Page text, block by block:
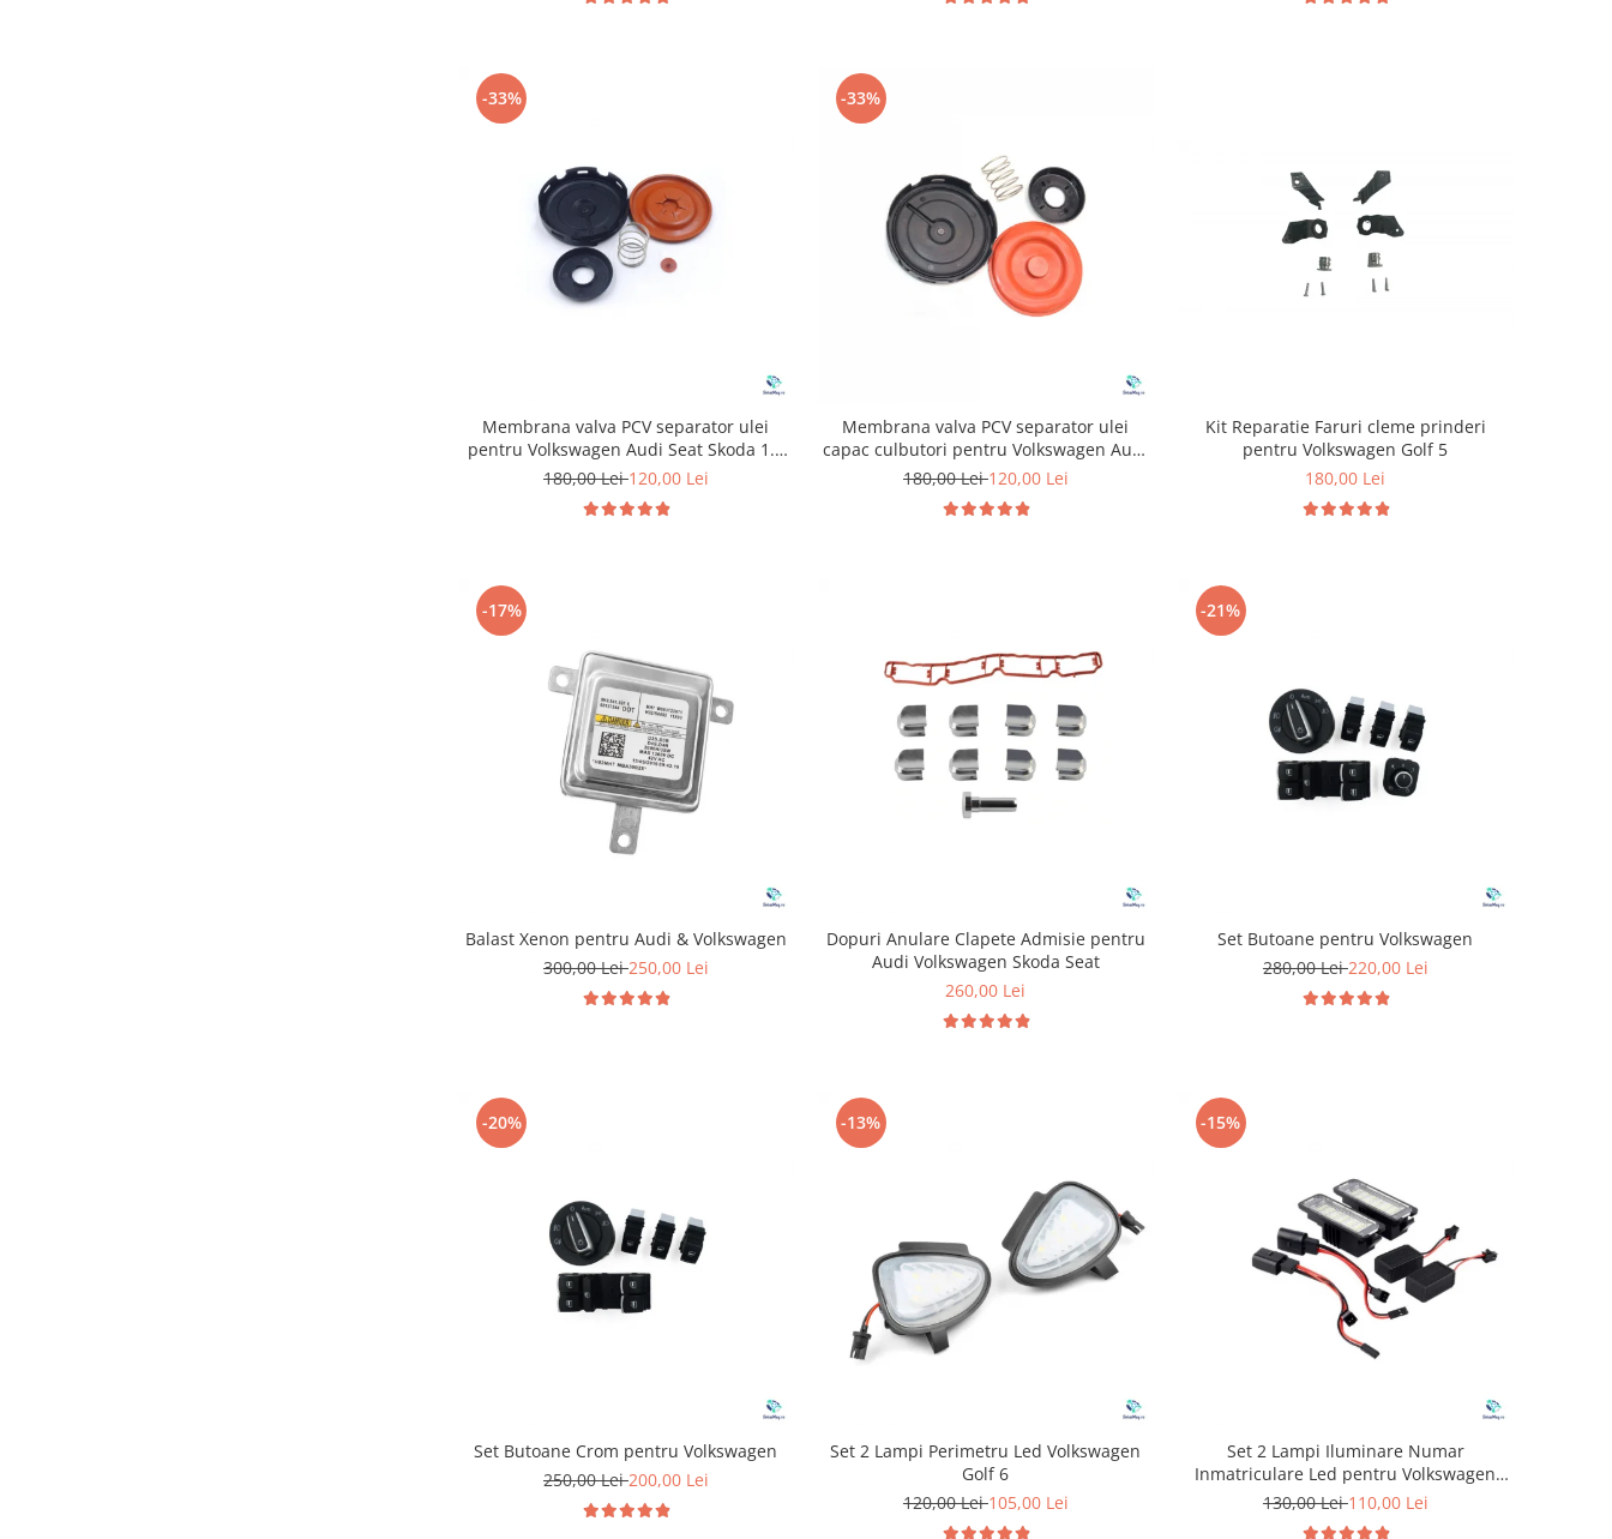
-33%
Membrana valva PCV separator ulei
pentru Volkswagen Audi Seat Skoda 1.8
2.0 TFSI TSI
180,00 Lei120,00 Lei
-33%
Membrana valva PCV separator ulei
capac culbutori pentru Volkswagen Audi
1.4 2.0 2.5 3.6
180,00 Lei120,00 Lei
Kit Reparatie Faruri cleme prinderi
pentru Volkswagen Golf 5
180,00 Lei
-17%
Balast Xenon pentru Audi & Volkswagen
300,00 Lei250,00 Lei
Dopuri Anulare Clapete Admisie pentru
Audi Volkswagen Skoda Seat
260,00 Lei
-21%
Set Butoane pentru Volkswagen
280,00 Lei220,00 Lei
-20%
Set Butoane Crom pentru Volkswagen
250,00 Lei200,00 Lei
-13%
Set 2 Lampi Perimetru Led Volkswagen
Golf 6
120,00 Lei105,00 Lei
-15%
Set 2 Lampi Iluminare Numar
Inmatriculare Led pentru Volkswagen
Golf
130,00 Lei110,00 Lei